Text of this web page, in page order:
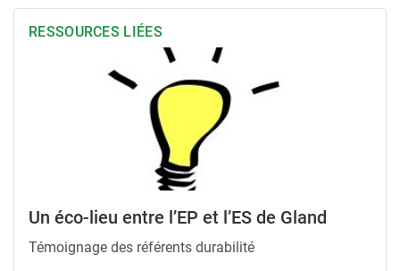
RESSOURCES LIÉES
Un éco-lieu entre l’EP et l’ES de Gland
Témoignage des référents durabilité